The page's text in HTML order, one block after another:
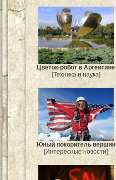
Цветок-робот в Аргентине
[Техника и наука]
Юный покоритель вершин
[Интересные новости]